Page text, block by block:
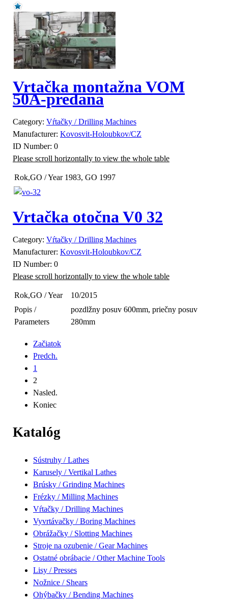
Vrtačka montažna VOM
50A-predana
Category: Vŕtačky / Drilling Machines
Manufacturer: Kovosvit-Holoubkov/CZ
ID Number: 0
Rok,GO / Year 1983, GO 1997
Vrtačka otočna V0 32
Category: Vŕtačky / Drilling Machines
Manufacturer: Kovosvit-Holoubkov/CZ
ID Number: 0
Rok,GO / Year
10/2015
Popis /
Parameters
pozdlžny posuv 600mm, priečny posuv
280mm
Začiatok
Predch.
1
2
Nasled.
Koniec
Katalóg
Sústruhy / Lathes
Karusely / Vertikal Lathes
Brúsky / Grinding Machines
Frézky / Milling Machines
Vŕtačky / Drilling Machines
Vyvrtávačky / Boring Machines
Obrážačky / Slotting Machines
Stroje na ozubenie / Gear Machines
Ostatné obrábacie / Other Machine Tools
Lisy / Presses
Nožnice / Shears
Ohýbačky / Bending Machines